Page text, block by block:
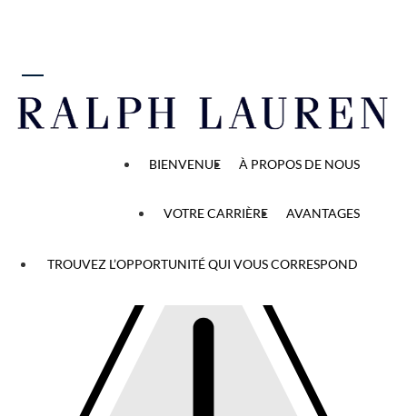
BIENVENUE À PROPOS DE NOUS
VOTRE CARRIÈRE AVANTAGES
TROUVEZ L’OPPORTUNITÉ QUI VOUS CORRESPOND
Réinitialiser le mot de passe
passe